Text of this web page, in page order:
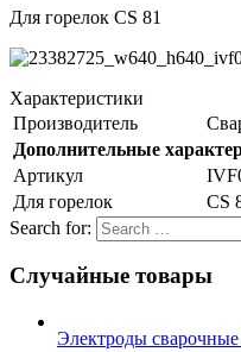
Для горелок CS 81
Характеристики
Производитель
Дополнительные
Артикул
Для горелок
CS
Search for:
Случайные товары
Электроды